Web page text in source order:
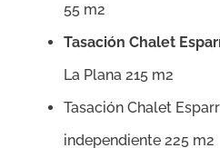
55 m2
Tasación Chalet
La Plana 215 m2
Tasación Chalet
independiente 225 m2